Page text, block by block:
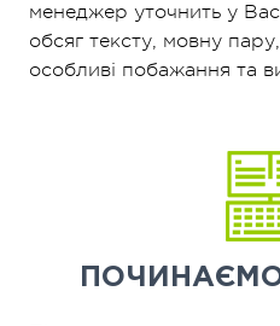
менеджер уточнить у Вас
обсяг тексту, мовну
особливі побажання та